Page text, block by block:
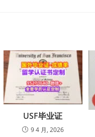
USF毕业证
9 4 月, 2026